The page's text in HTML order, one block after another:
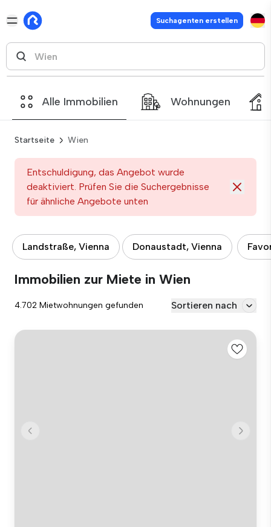
Suchagenten erstellen
Alle Immobilien Wohnungen
Startseite Wien
Entschuldigung, das Angebot wurde
deaktiviert. Prüfen Sie die Suchergebnisse
für ähnliche Angebote unten
Landstraße, Vienna Donaustadt, Vienna
Immobilien zur Miete in Wien
4.702 Mietwohnungen gefunden Sortieren nach